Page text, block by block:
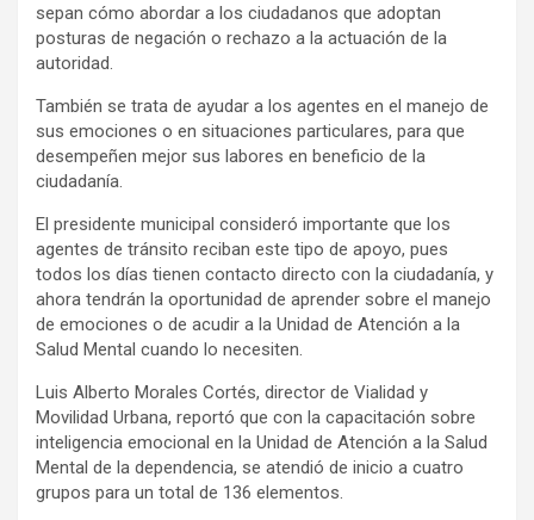
sepan cómo abordar a los ciudadanos que adoptan
posturas de negación o rechazo a la actuación de la
autoridad.
También se trata de ayudar a los agentes en el manejo de
sus emociones o en situaciones particulares, para que
desempeñen mejor sus labores en beneficio de la
ciudadanía.
El presidente municipal consideró importante que los
agentes de tránsito reciban este tipo de apoyo, pues
todos los días tienen contacto directo con la ciudadanía, y
ahora tendrán la oportunidad de aprender sobre el manejo
de emociones o de acudir a la Unidad de Atención a la
Salud Mental cuando lo necesiten.
Luis Alberto Morales Cortés, director de Vialidad y
Movilidad Urbana, reportó que con la capacitación sobre
inteligencia emocional en la Unidad de Atención a la Salud
Mental de la dependencia, se atendió de inicio a cuatro
grupos para un total de 136 elementos.